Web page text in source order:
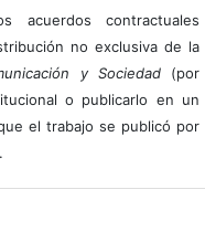
acuerdos contractuales
no exclusiva de la
y Sociedad(por
o publicarlo en un
el trabajo se publicó por